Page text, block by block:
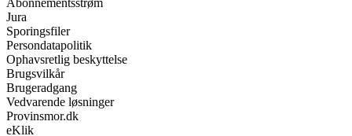
Jura
Sporingsfiler
Persondatapolitik
Ophavsretlig beskyttelse
Brugsvilkår
Brugeradgang
Vedvarende løsninger
Provinsmor.dk
eKlik